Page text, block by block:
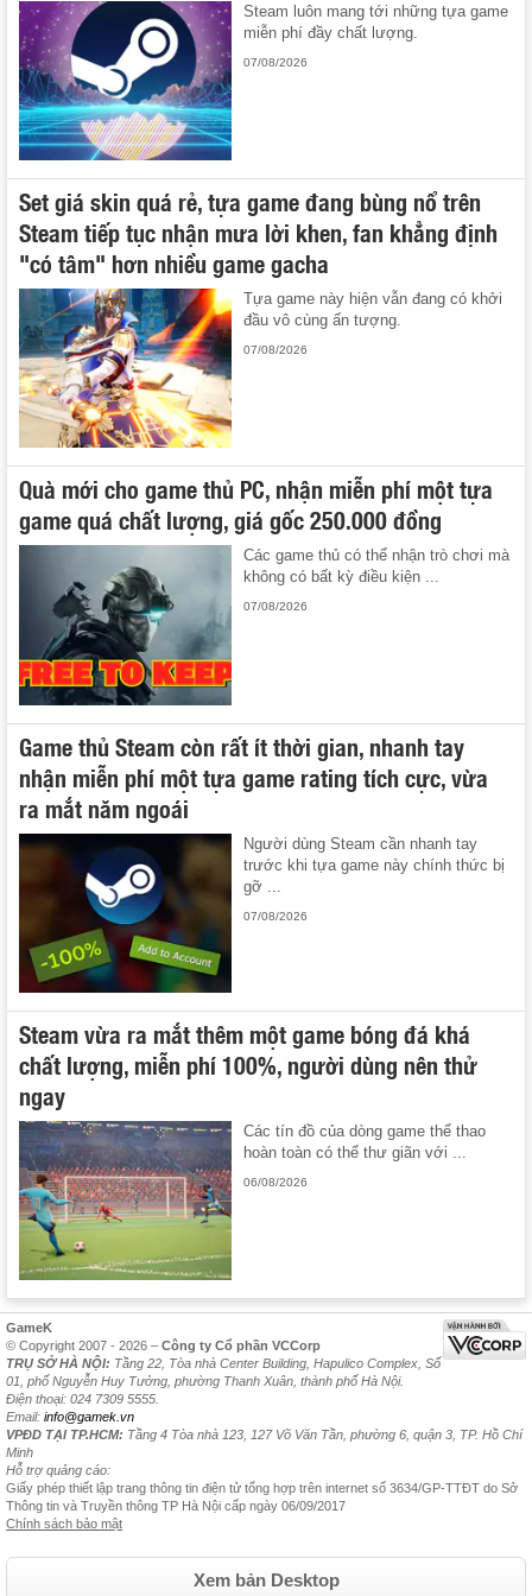
Steam luôn mang tới những tựa game
miễn phí đầy chất lượng.
07/08/2026
Set giá skin quá rẻ, tựa game đang bùng nổ trên
Steam tiếp tục nhận mưa lời khen, fan khẳng định
"có tâm" hơn nhiều game gacha
Tựa game này hiện vẫn đang có khởi
đầu vô cùng ấn tượng.
07/08/2026
Quà mới cho game thủ PC, nhận miễn phí một tựa
game quá chất lượng, giá gốc 250.000 đồng
Các game thủ có thể nhận trò chơi mà
không có bất kỳ điều kiện ...
07/08/2026
Game thủ Steam còn rất ít thời gian, nhanh tay
nhận miễn phí một tựa game rating tích cực, vừa
ra mắt năm ngoái
Người dùng Steam cần nhanh tay
trước khi tựa game này chính thức bị
gỡ ...
07/08/2026
Steam vừa ra mắt thêm một game bóng đá khá
chất lượng, miễn phí 100%, người dùng nên thử
ngay
Các tín đồ của dòng game thể thao
hoàn toàn có thể thư giãn với ...
06/08/2026
GameK
© Copyright 2007 - 2026 – Công ty Cổ phần VCCorp
TRỤ SỞ HÀ NỘI: Tầng 22, Tòa nhà Center Building, Hapulico Complex, Số
01, phố Nguyễn Huy Tưởng, phường Thanh Xuân, thành phố Hà Nội.
Điện thoại: 024 7309 5555.
Email: info@gamek.vn
VPĐD TẠI TP.HCM: Tầng 4 Tòa nhà 123, 127 Võ Văn Tần, phường 6, quận 3, TP. Hồ Chí
Minh
Hỗ trợ quảng cáo:
Giấy phép thiết lập trang thông tin điện tử tổng hợp trên internet số 3634/GP-TTĐT do Sở
Thông tin và Truyền thông TP Hà Nội cấp ngày 06/09/2017
Chính sách bảo mật
Xem bản Desktop